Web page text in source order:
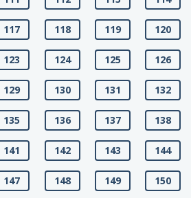
117 118 119 120
123 124 125 126
129 130 131 132
135 136 137 138
141 142 143 144
147 148 149 150